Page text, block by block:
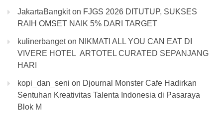
JakartaBangkiton FJGS 2026 DITUTUP, SUKSES
RAIH OMSET NAIK 5% DARI TARGET
kulinerbangeton NIKMATI ALL YOU CAN EAT DI
VIVERE HOTEL ARTOTEL CURATED SEPANJANG
HARI
kopi_dan_seni on Djournal Monster Cafe Hadirkan
Sentuhan Kreativitas Talenta Indonesia di Pasaraya
Blok M